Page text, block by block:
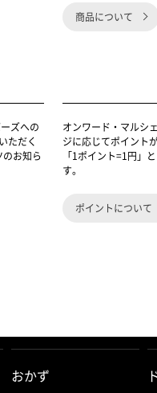
商品について
ズへの
ただく
お知ら
オンワード・マルシ
ジに応じてポイント
「1ポイント=1円」
す。
ポイントについて
おかず